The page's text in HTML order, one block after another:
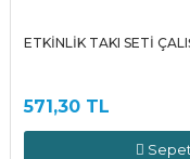
ETKİNLİK TAKI SETİ
571,30 TL